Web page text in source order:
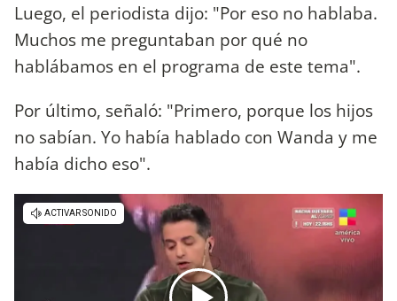
Luego, el periodista dijo: "Por eso no hablaba.
Muchos me preguntaban por qué no
hablábamos en el programa de este tema".
Por último, señaló: "Primero, porque los hijos
no sabían. Yo había hablado con Wanda y me
había dicho eso".